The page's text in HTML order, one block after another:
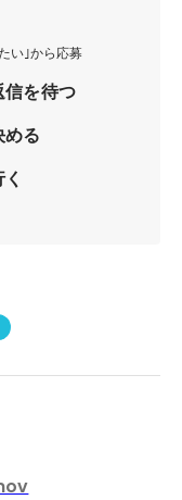
い｣から応募
を待つ
る